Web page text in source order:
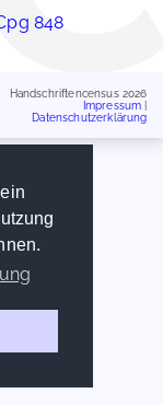
848
Handschriftencensus 2026
Impressum
Datenschutzerklärung